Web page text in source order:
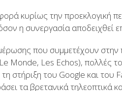
κυρίως την προεκλογική
η συνεργασία αποδειχθεί
που συμμετέχουν στην
Monde, Les Echos), πολλές
στήριξη του Google και
τα βρετανικά τηλεοπτικά